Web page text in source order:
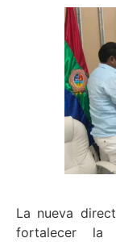
La nueva
fortalecer la